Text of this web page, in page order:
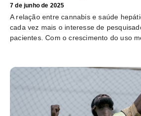
7 de junho de 2025
A relação entre cannabis e saúde
cada vez mais o interesse de
pacientes. Com o crescimento do uso